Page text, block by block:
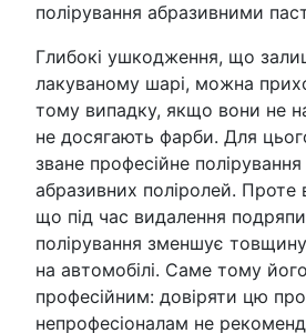
полірування абразивними
Глибокі ушкодження, що
лакуваному шарі, можна
тому випадку, якщо вони не
не досягають фарби. Для
зване професійне
абразивних поліролей. Проте
що під час видалення
полірування зменшує
на автомобілі. Саме тому
професійним: довіряти цю
непрофесіоналам не